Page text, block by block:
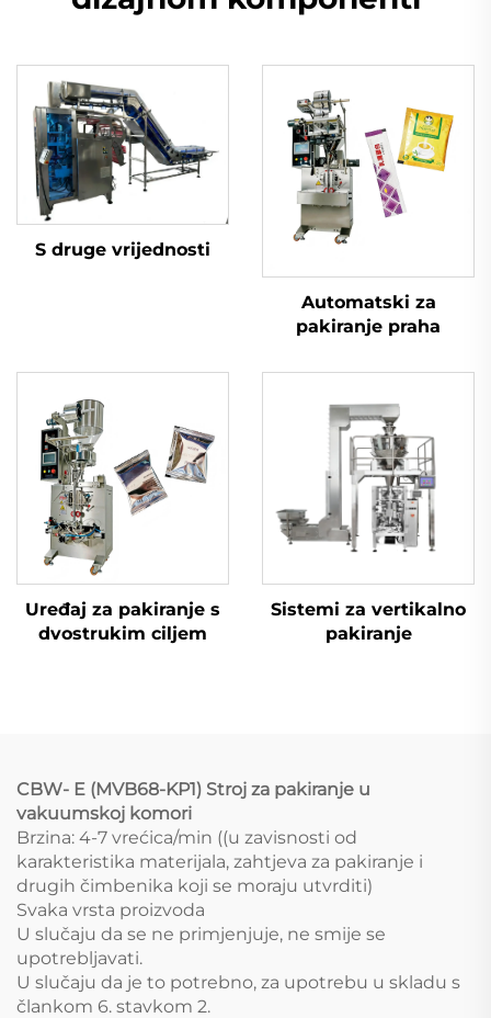
S druge vrijednosti
Automatski za
pakiranje praha
Uređaj za pakiranje s
dvostrukim ciljem
Sistemi za vertikalno
pakiranje
CBW- E (MVB68-KP1) Stroj za pakiranje u
vakuumskoj komori
Brzina: 4-7 vrećica/min ((u zavisnosti od
karakteristika materijala, zahtjeva za pakiranje i
drugih čimbenika koji se moraju utvrditi)
Svaka vrsta proizvoda
U slučaju da se ne primjenjuje, ne smije se
upotrebljavati.
U slučaju da je to potrebno, za upotrebu u skladu s
člankom 6. stavkom 2.